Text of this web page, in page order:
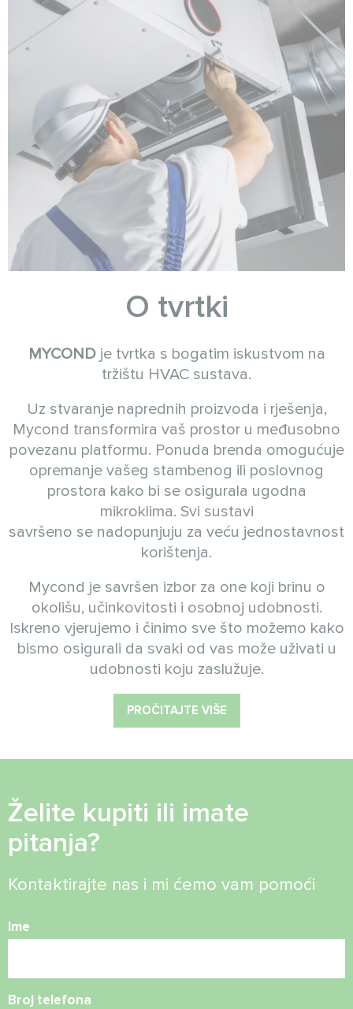
O tvrtki
MYCONDje tvrtka s bogatim iskustvom na
tržištu HVAC sustava.
Uz stvaranje naprednih proizvoda i rješenja,
Mycond transformira vaš prostor u međusobno
povezanu platformu. Ponuda brenda omogućuje
opremanje vašeg stambenog ili poslovnog
prostora kako bi se osigurala ugodna
mikroklima. Svi sustavi
savršeno se nadopunjuju za veću jednostavnost
korištenja.
Mycond je savršen izbor za one koji brinu o
okolišu, učinkovitosti i osobnoj udobnosti.
Iskreno vjerujemo i činimo sve što možemo kako
bismo osigurali da svaki od vas može uživati u
udobnosti koju zaslužuje.
PROČITAJTE VIŠE
Želite kupiti ili imate
pitanja?
Kontaktirajte nas i mi ćemo vam pomoći
Ime
Broj telefona